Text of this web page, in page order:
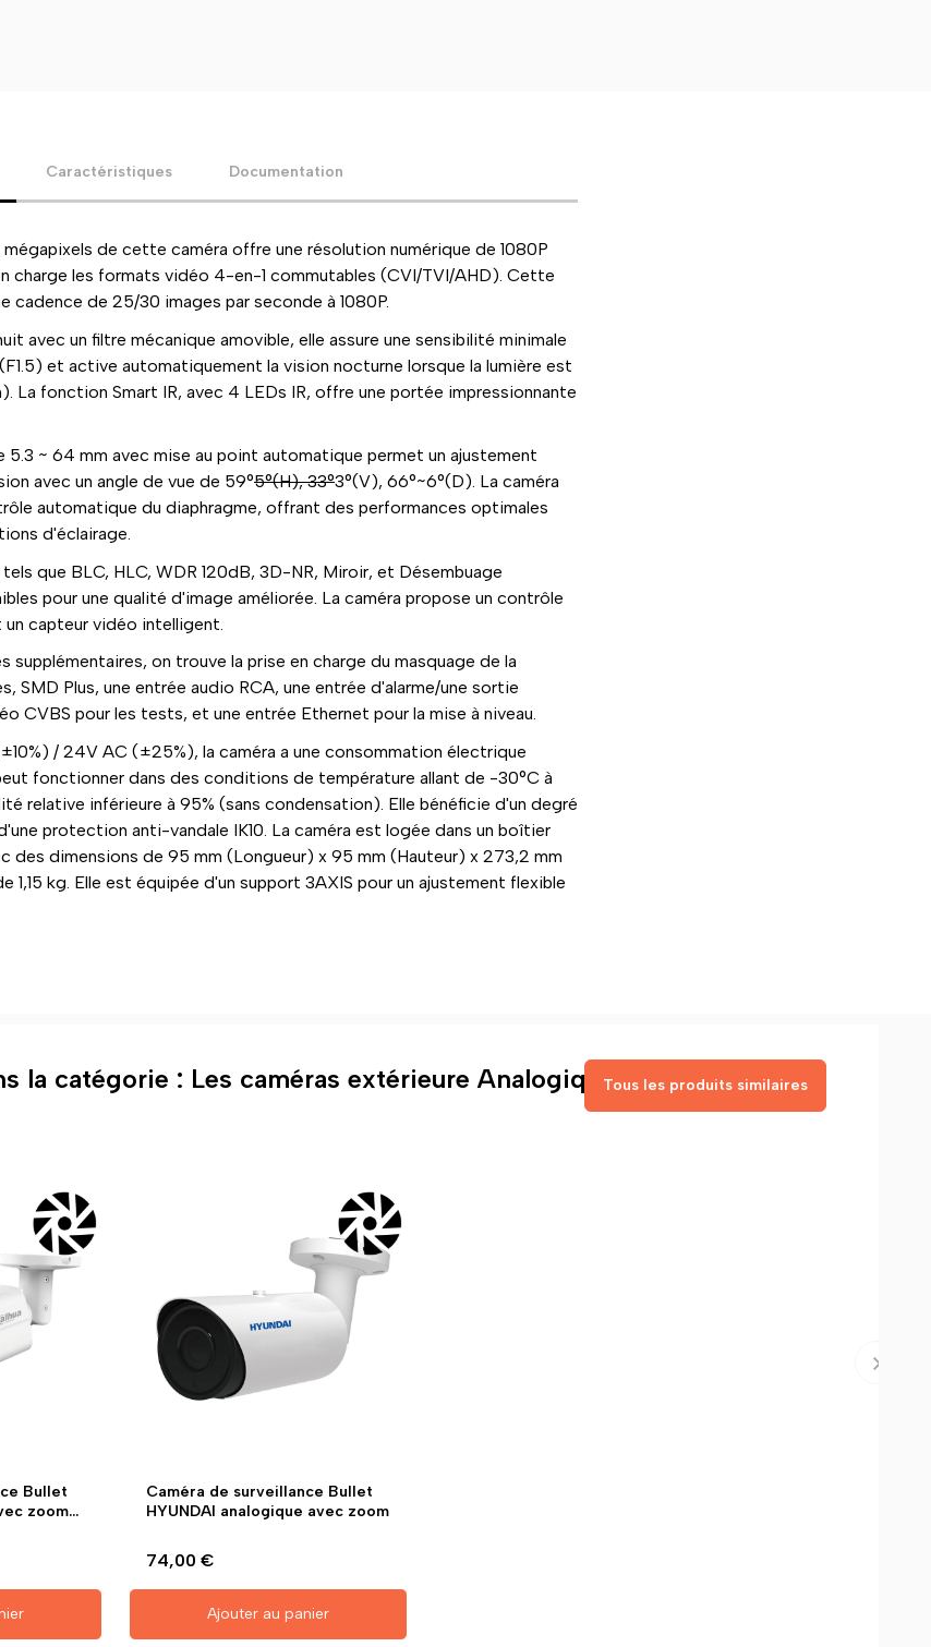
Caractéristiques Documentation
de cette caméra offre une résolution numérique de 1080P
charge les formats vidéo 4-en-1 commutables (CVI/TVI/AHD). Cette
cadence de 25/30 images par seconde à 1080P.
avec un filtre mécanique amovible, elle assure une sensibilité minimale
et active automatiquement la vision nocturne lorsque la lumière est
La fonction Smart IR, avec 4 LEDs IR, offre une portée impressionnante
~ 64 mm avec mise au point automatique permet un ajustement
avec un angle de vue de 59°5°(H), 33°3°(V), 66°~6°(D). La caméra
automatique du diaphragme, offrant des performances optimales
d'éclairage.
que BLC, HLC, WDR 120dB, 3D-NR, Miroir, et Désembuage
pour une qualité d'image améliorée. La caméra propose un contrôle
capteur vidéo intelligent.
supplémentaires, on trouve la prise en charge du masquage de la
SMD Plus, une entrée audio RCA, une entrée d'alarme/une sortie
CVBS pour les tests, et une entrée Ethernet pour la mise à niveau.
/ 24V AC (±25%), la caméra a une consommation électrique
fonctionner dans des conditions de température allant de -30°C à
relative inférieure à 95% (sans condensation). Elle bénéficie d'un degré
protection anti-vandale IK10. La caméra est logée dans un boîtier
des dimensions de 95 mm (Longueur) x 95 mm (Hauteur) x 273,2 mm
1,15 kg. Elle est équipée d'un support 3AXIS pour un ajustement flexible
la catégorie : Les caméras extérieure Analogique avec Zoom
Bullet
zoom...
Caméra de surveillance Bullet
HYUNDAI analogique avec zoom
74,00 €
Ajouter au panier
Tous les produits similaires